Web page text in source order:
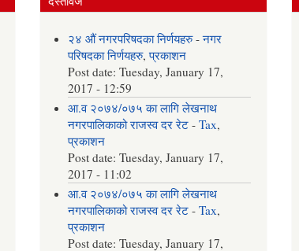
२४ औं नगरपरिषदका निर्णयहरु-नगर
परिषदका निर्णयहरु,प्रकाशन
Post date:Tuesday, January 17,
2017 - 12:59
आ.व २०७४/०७५ का लागि लेखनाथ
नगरपालिकाको राजस्व दर रेट-Tax,
प्रकाशन
Post date:Tuesday, January 17,
2017 - 11:02
आ.व २०७४/०७५ का लागि लेखनाथ
नगरपालिकाको राजस्व दर रेट-Tax,
प्रकाशन
Post date:Tuesday, January 17,